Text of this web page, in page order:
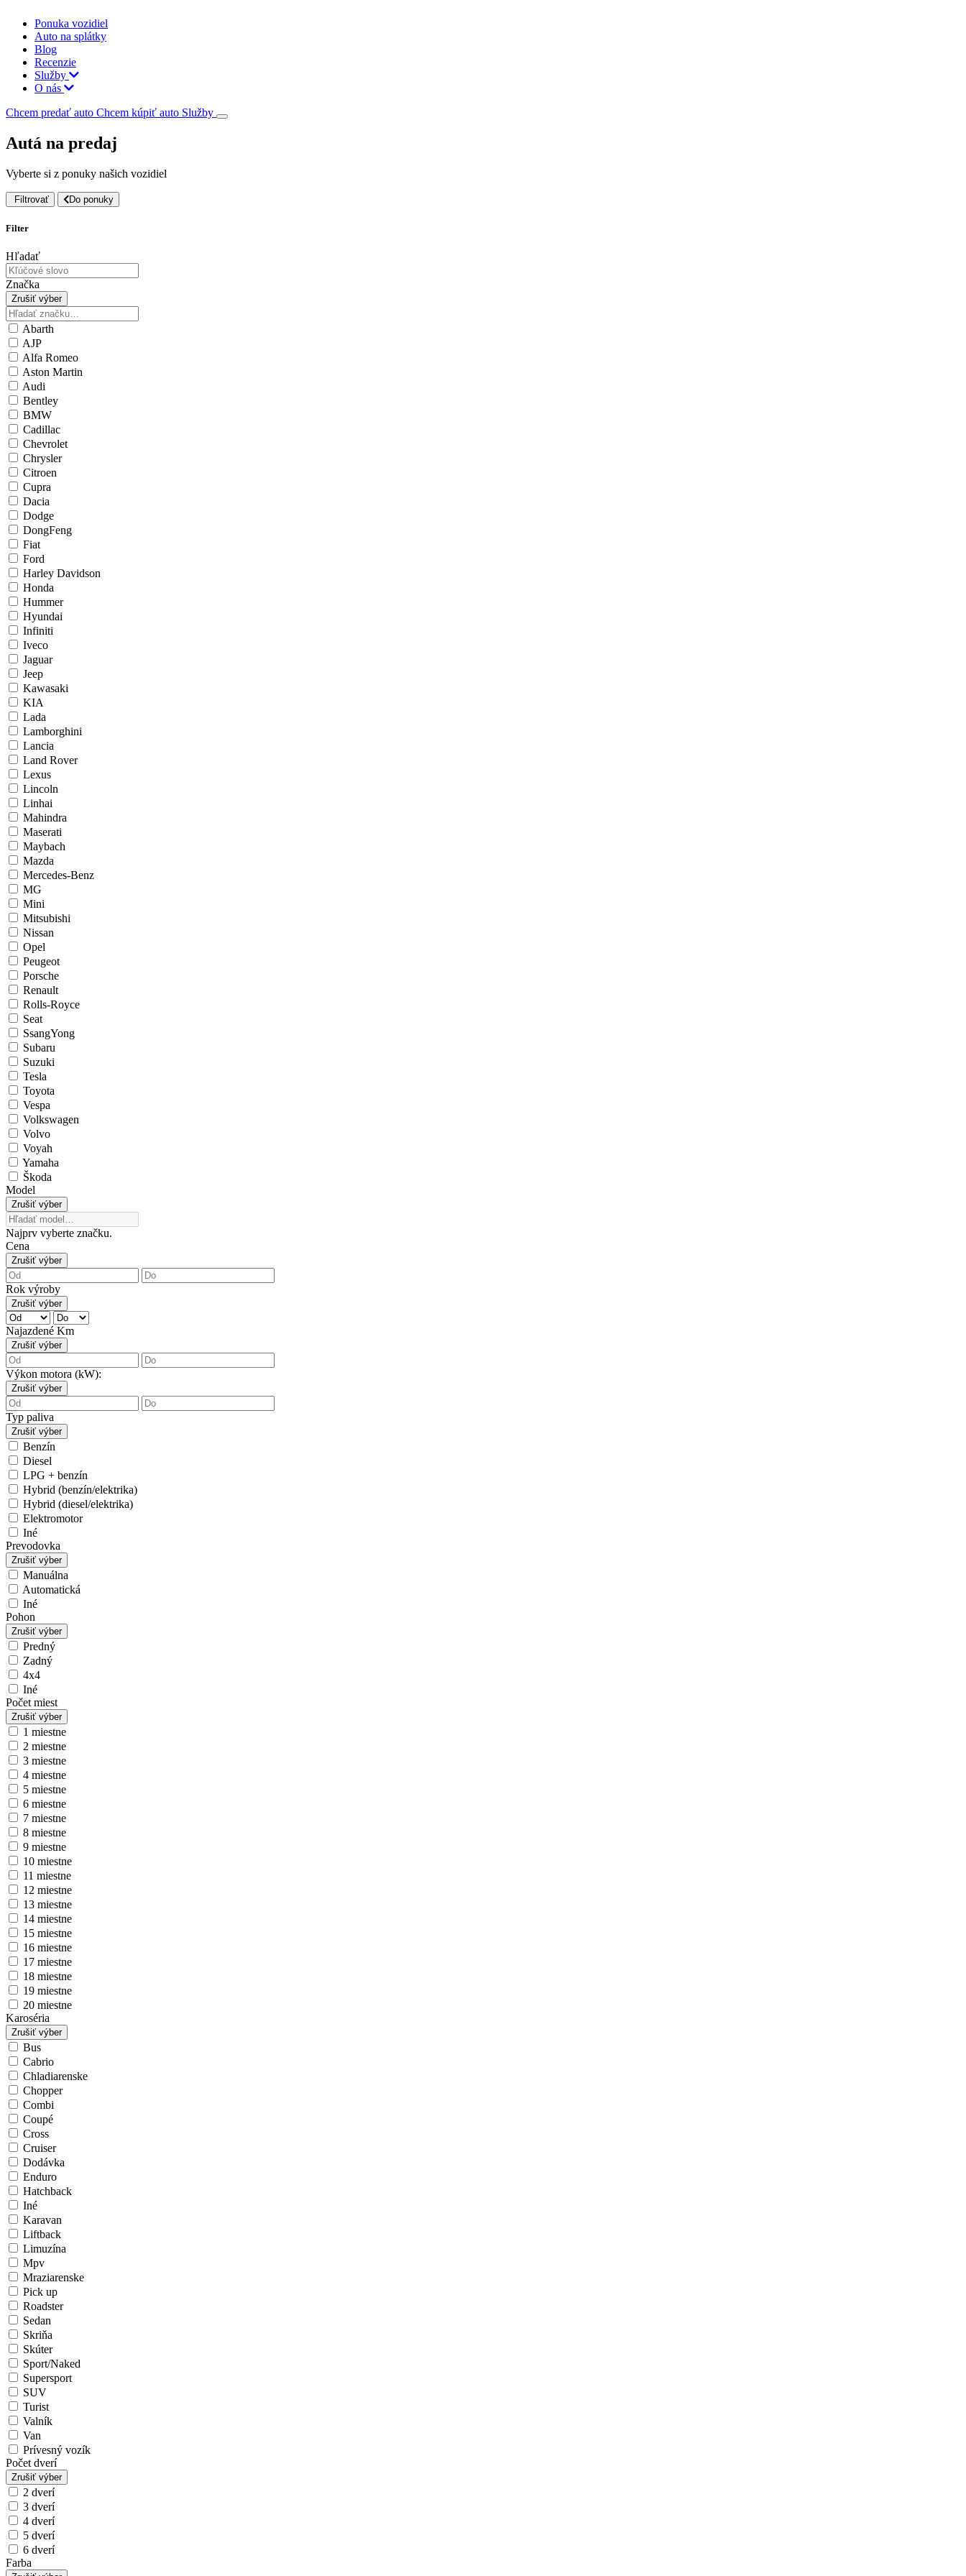
Ponuka vozidiel
Auto na splátky
Blog
Recenzie
Služby
O nás
Chcem predať auto Chcem kúpiť auto Služby
Autá na predaj
Vyberte si z ponuky našich vozidiel
Filtrovať Do ponuky
Filter
Hľadať
Značka
Zrušiť výber
Abarth
AJP
Alfa Romeo
Aston Martin
Audi
Bentley
BMW
Cadillac
Chevrolet
Chrysler
Citroen
Cupra
Dacia
Dodge
DongFeng
Fiat
Ford
Harley Davidson
Honda
Hummer
Hyundai
Infiniti
Iveco
Jaguar
Jeep
Kawasaki
KIA
Lada
Lamborghini
Lancia
Land Rover
Lexus
Lincoln
Linhai
Mahindra
Maserati
Maybach
Mazda
Mercedes-Benz
MG
Mini
Mitsubishi
Nissan
Opel
Peugeot
Porsche
Renault
Rolls-Royce
Seat
SsangYong
Subaru
Suzuki
Tesla
Toyota
Vespa
Volkswagen
Volvo
Voyah
Yamaha
Škoda
Model
Zrušiť výber
Najprv vyberte značku.
Cena
Zrušiť výber
Rok výroby
Zrušiť výber
Najazdené Km
Zrušiť výber
Výkon motora (kW):
Zrušiť výber
Typ paliva
Zrušiť výber
Benzín
Diesel
LPG + benzín
Hybrid (benzín/elektrika)
Hybrid (diesel/elektrika)
Elektromotor
Iné
Prevodovka
Zrušiť výber
Manuálna
Automatická
Iné
Pohon
Zrušiť výber
Predný
Zadný
4x4
Iné
Počet miest
Zrušiť výber
1 miestne
2 miestne
3 miestne
4 miestne
5 miestne
6 miestne
7 miestne
8 miestne
9 miestne
10 miestne
11 miestne
12 miestne
13 miestne
14 miestne
15 miestne
16 miestne
17 miestne
18 miestne
19 miestne
20 miestne
Karoséria
Zrušiť výber
Bus
Cabrio
Chladiarenske
Chopper
Combi
Coupé
Cross
Cruiser
Dodávka
Enduro
Hatchback
Iné
Karavan
Liftback
Limuzína
Mpv
Mraziarenske
Pick up
Roadster
Sedan
Skriňa
Skúter
Sport/Naked
Supersport
SUV
Turist
Valník
Van
Prívesný vozík
Počet dverí
Zrušiť výber
2 dverí
3 dverí
4 dverí
5 dverí
6 dverí
Farba